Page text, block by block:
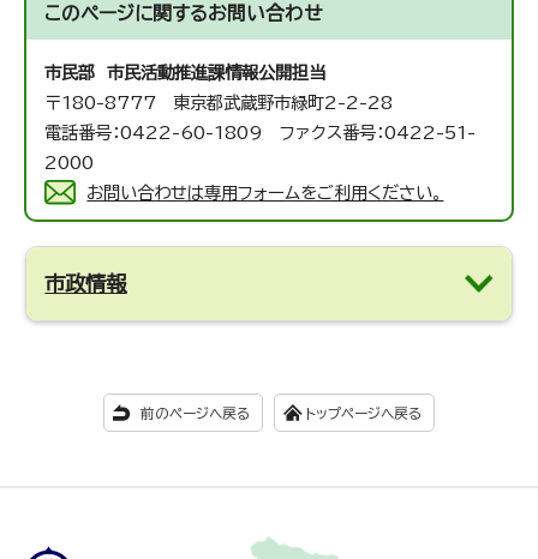
このページに関するお問い合わせ
市民部 市民活動推進課情報公開担当
〒180-8777 東京都武蔵野市緑町2-2-28
電話番号：0422-60-1809 ファクス番号：0422-51-
2000
お問い合わせは専用フォームをご利用ください。
市政情報
前のページへ戻る トップページへ戻る